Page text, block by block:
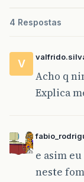
4 Respostas
V
Acho q
Explica
e asim
neste